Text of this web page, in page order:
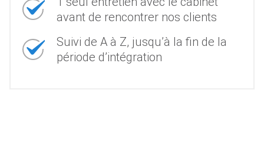
avant de rencontrer nos clients
Suivi de A à Z, jusqu’à la fin de la
période d’intégration